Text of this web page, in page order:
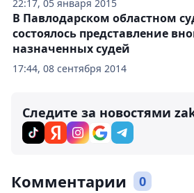
22:17, 05 января 2015
17:44, 08 сентября 2014
В Павлодарском областном
состоялось представление
назначенных судей
Следите за новостями
Комментарии 0